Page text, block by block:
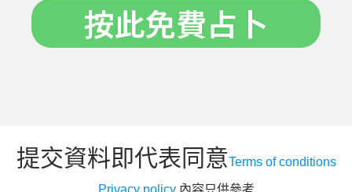
按此免費占卜
提交資料即代表同意Terms of conditions